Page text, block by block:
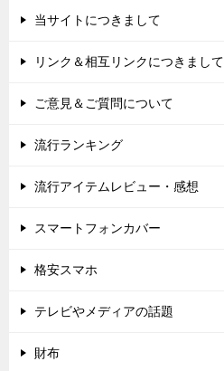
当サイトにつきまして
リンク＆相互リンクにつきまして
ご意見＆ご質問について
流行ランキング
流行アイテムレビュー・感想
スマートフォンカバー
格安スマホ
テレビやメディアの話題
財布